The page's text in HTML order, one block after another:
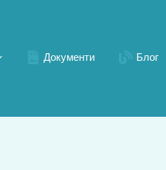
Документи Блог